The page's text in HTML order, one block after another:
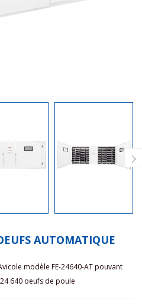
AUTOMATIQUE
modèle FE-24640-AT pouvant
640 oeufs de poule